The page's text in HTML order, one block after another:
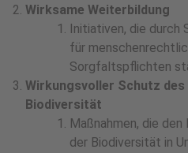
Wirksame Weiterbildung
Initiativen, die durch
für
Sorgfaltspflichten
Wirkungsvoller Schutz des
Biodiversität
Maßnahmen, die
der Biodiversität in